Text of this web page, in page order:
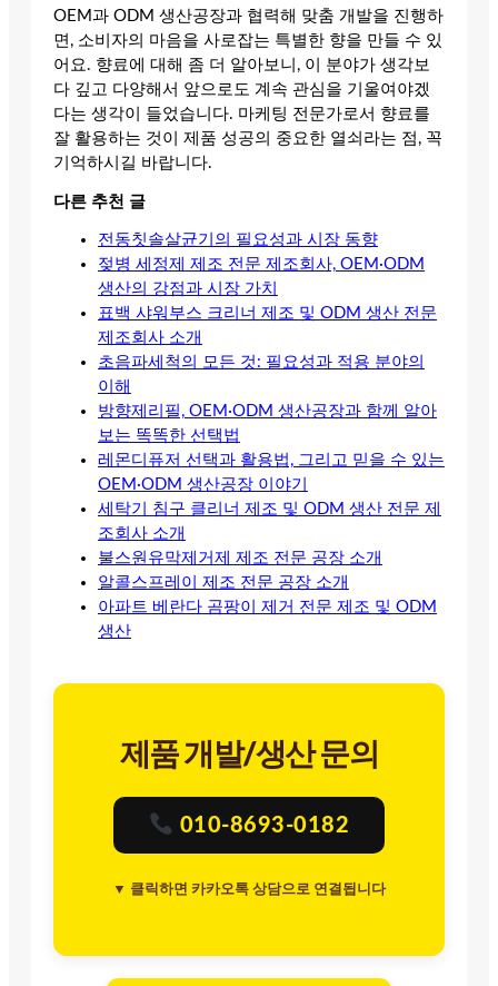
OEM과 ODM 생산공장과 협력해 맞춤 개발을 진행하
면, 소비자의 마음을 사로잡는 특별한 향을 만들 수 있
어요. 향료에 대해 좀 더 알아보니, 이 분야가 생각보
다 깊고 다양해서 앞으로도 계속 관심을 기울여야겠
다는 생각이 들었습니다. 마케팅 전문가로서 향료를
잘 활용하는 것이 제품 성공의 중요한 열쇠라는 점, 꼭
기억하시길 바랍니다.
다른 추천 글
전동칫솔살균기의 필요성과 시장 동향
젖병 세정제 제조 전문 제조회사, OEM·ODM
생산의 강점과 시장 가치
표백 샤워부스 크리너 제조 및 ODM 생산 전문
제조회사 소개
초음파세척의 모든 것: 필요성과 적용 분야의
이해
방향제리필, OEM·ODM 생산공장과 함께 알아
보는 똑똑한 선택법
레몬디퓨저 선택과 활용법, 그리고 믿을 수 있는
OEM·ODM 생산공장 이야기
세탁기 침구 클리너 제조 및 ODM 생산 전문 제
조회사 소개
불스원유막제거제 제조 전문 공장 소개
알콜스프레이 제조 전문 공장 소개
아파트 베란다 곰팡이 제거 전문 제조 및 ODM
생산
제품 개발/생산 문의
010-8693-0182
▼ 클릭하면 카카오톡 상담으로 연결됩니다